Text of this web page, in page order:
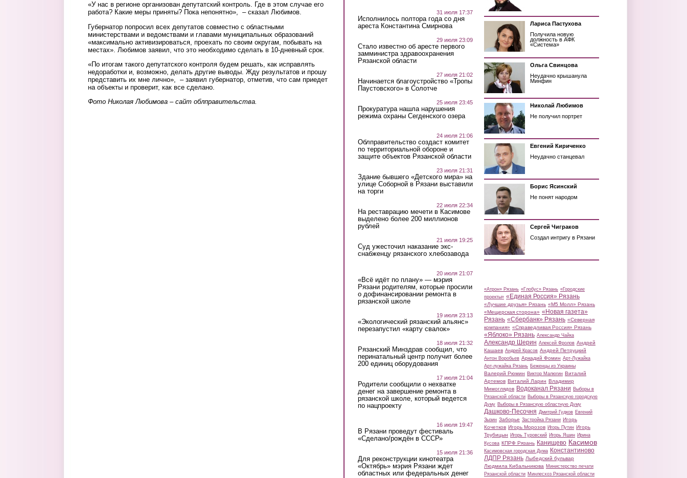
«У нас в регионе организован депутатский контроль. Где в этом случае его
работа? Какие меры приняты? Пока непонятно», – сказал Любимов.
Губернатор попросил всех депутатов совместно с областными
министерствами и ведомствами и главами муниципальных образований
«максимально активизироваться, проехать по своим округам, побывать на
местах». Любимов заявил, что это необходимо сделать в 10-дневный срок.
«По итогам такого депутатского контроля будем решать, как исправлять
недоработки и, возможно, делать другие выводы. Жду результатов и прошу
представить их мне лично», – заявил губернатор, отметив, что сам приедет
на объекты и проверит, как все сделано.
Фото Николая Любимова – сайт облправительства.
31 июля 17:37
Исполнилось полтора года со дня
ареста Константина Смирнова
29 июля 23:09
Стало известно об аресте первого
замминистра здравоохранения
Рязанской области
27 июля 21:02
Начинается благоустройство «Тропы
Паустовского» в Солотче
25 июля 23:45
Прокуратура нашла нарушения
режима охраны Сегденского озера
24 июля 21:06
Облправительство создаст комитет
по территориальной обороне и
защите объектов Рязанской области
23 июля 21:31
Здание бывшего «Детского мира» на
улице Соборной в Рязани выставили
на торги
22 июля 22:34
На реставрацию мечети в Касимове
выделено более 200 миллионов
рублей
21 июля 19:25
Суд ужесточил наказание экс-
снабженцу рязанского хлебозавода
20 июля 21:07
«Всё идёт по плану» — мэрия
Рязани родителям, которые просили
о дофинансировании ремонта в
рязанской школе
19 июля 23:13
«Экологический рязанский альянс»
перезапустил «карту свалок»
18 июля 21:32
Рязанский Минздрав сообщил, что
перинатальный центр получит более
200 единиц оборудования
17 июля 21:04
Родители сообщили о нехватке
денег на завершение ремонта в
рязанской школе, который ведется
по нацпроекту
16 июля 19:47
В Рязани проведут фестиваль
«Сделано/рождён в СССР»
15 июля 21:36
Для реконструкции кинотеатра
«Октябрь» мэрия Рязани ждет
областных или федеральных денег
Лариса Пастухова
Получила новую
должность в АФК
«Система»
Ольга Свинцова
Неудачно крышанула
Минфин
Николай Любимов
Не получил портрет
Евгений Кириченко
Неудачно станцевал
Борис Ясинский
Не понят народом
Сергей Чиграков
Создал интригу в Рязани
«Атрон» Рязань «Глобус» Рязань «Городские
проекты» «Единая Россия» Рязань
«Лучшие друзья» Рязань «М5 Молл» Рязань
«Мещерская сторона» «Новая газета»
Рязань «Сбербанк» Рязань «Северная
компания» «Справедливая Россия» Рязань
«Яблоко» Рязань Александр Чайка
Александр Шерин Алексей Фролов Андрей
Кашаев Андрей Красов Андрей Петруцкий
Антон Воробьев Аркадий Фомин Арт-Лужайка
Арт-лужайка Рязань Беженцы из Украины
Валерий Рюмин Виктор Малюгин Виталий
Артемов Виталий Ларин Владимир
Мимоглядов Водоканал Рязани Выборы в
Рязанской области Выборы в Рязанскую городскую
Думу Выборы в Рязанскую областную Думу
Дашково-Песочня Дмитрий Гудков Евгений
Зызин Заборье Застройка Рязани Игорь
Кочетков Игорь Морозов Игорь Путин Игорь
Трубицын Игорь Туровский Игорь Яшин Ирина
Кусова КПРФ Рязань Канищево Касимов
Касимовская городская Дума Константиново
ЛДПР Рязань Лыбедский бульвар
Людмила Кибальникова Министерство печати
Рязанской области Минлесхоз Рязанской области